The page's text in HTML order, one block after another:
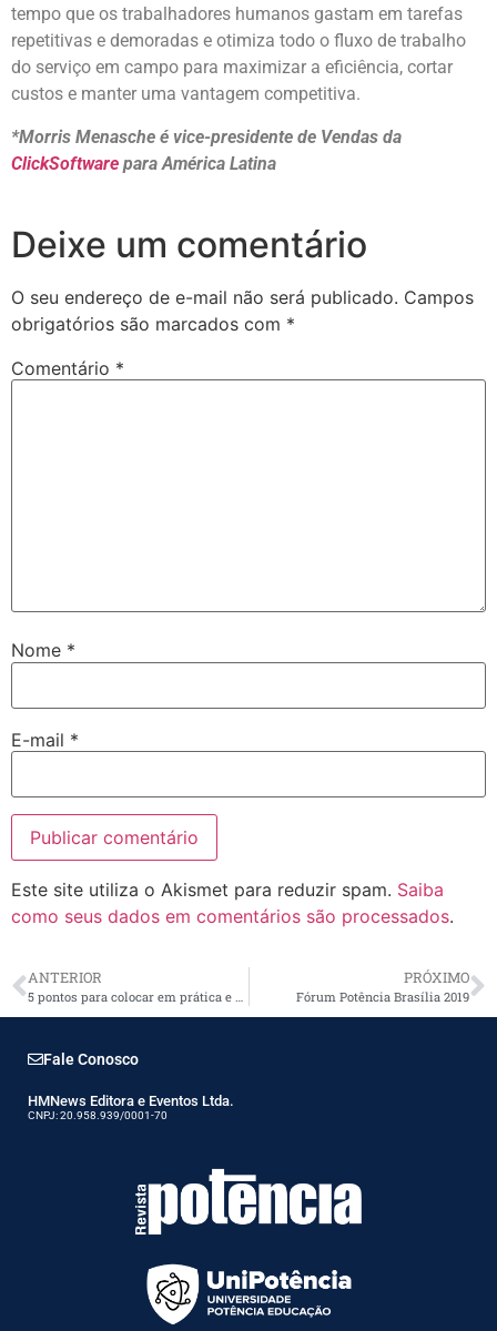
tempo que os trabalhadores humanos gastam em tarefas
repetitivas e demoradas e otimiza todo o fluxo de trabalho
do serviço em campo para maximizar a eficiência, cortar
custos e manter uma vantagem competitiva.
*Morris Menasche é vice-presidente de Vendas da
ClickSoftware para América Latina
Deixe um comentário
O seu endereço de e-mail não será publicado. Campos
obrigatórios são marcados com *
Comentário *
Nome *
E-mail *
Este site utiliza o Akismet para reduzir spam. Saiba
como seus dados em comentários são processados.
ANTERIOR
5 pontos para colocar em prática e reduzir os riscos de acidentes elétricos na empresa
PRÓXIMO
Fórum Potência Brasília 2019
Fale Conosco
HMNews Editora e Eventos Ltda.
CNPJ: 20.958.939/0001-70